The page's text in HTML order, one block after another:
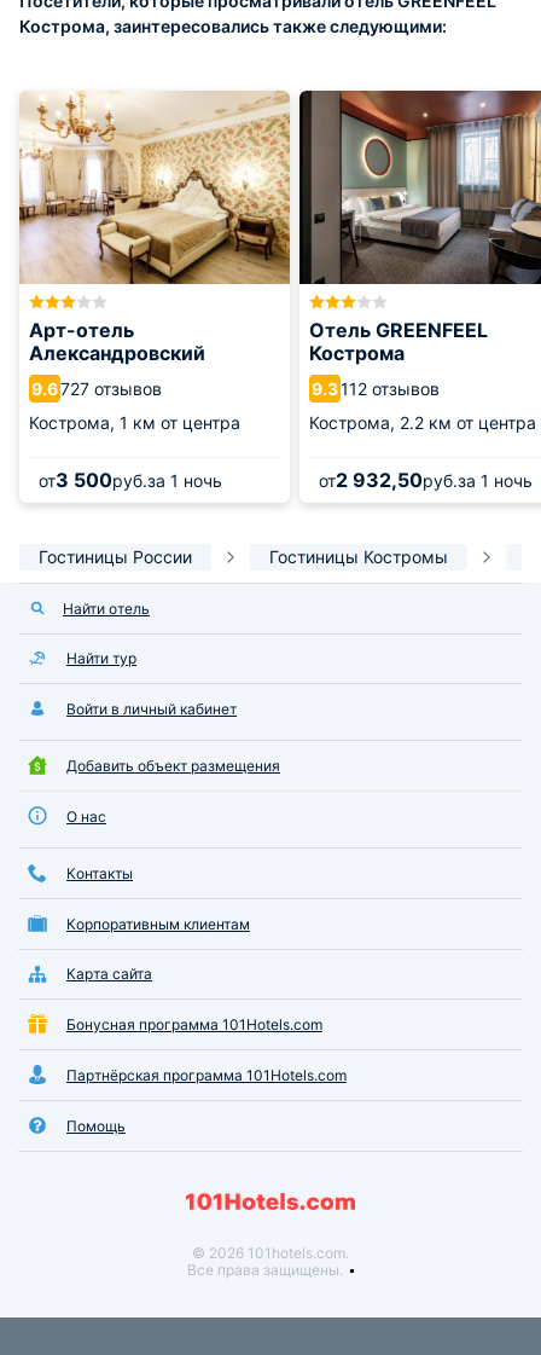
Кострома, заинтересовались также следующими:
Арт-отель
Александровский
9.6727 отзывов
Кострома, 1 км от центра
от3 500руб.за 1 ночь
Отель GREENFEEL
Кострома
9.3112 отзывов
Кострома, 2.2 км от центра
от2 932,50руб.за 1 ночь
Гостиницы России Гостиницы Костромы
Найти отель
Найти тур
Войти в личный кабинет
Добавить объект размещения
О нас
Контакты
Корпоративным клиентам
Карта сайта
Бонусная программа 101Hotels.com
Партнёрская программа 101Hotels.com
Помощь
© 2026 101hotels.com.
Все права защищены.